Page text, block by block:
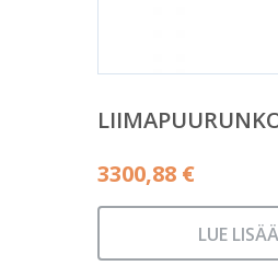
3300,88 €
LUE